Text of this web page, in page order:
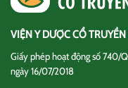
VIỆN Y DƯỢC CỔ
Giấy phép hoạt động số 740/
ngày 16/07/2018